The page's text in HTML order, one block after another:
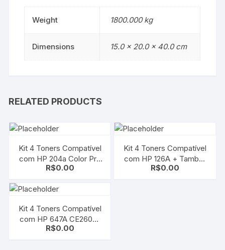
Weight 1800.000 kg
Dimensions 15.0 × 20.0 × 40.0 cm
RELATED PRODUCTS
Kit 4 Toners Compatível
com HP 204a Color Pro
M180 M154a M181 –
CF513a
R$0.00
Kit 4 Toners Compatível
com HP 126A + Tambor
HP 126A CE310A | 11A |
R$0.00
Kit 4 Toners Compatível
com HP 647A CE260A|
CE261A | CE262A |
R$0.00